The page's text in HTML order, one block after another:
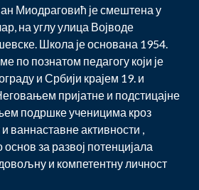
Миодраговић је смештена у
на углу улица Војводе
Школа је основана 1954.
по познатом педагогу који је
и Србији крајем 19. и
пријатне и подстицајне
подршке ученицима кроз
ваннаставне активности ,
за развој потенцијала
и компетентну личност